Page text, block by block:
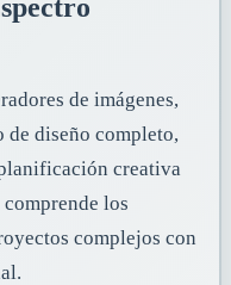
de imágenes,
diseño completo,
creativa
los
complejos con